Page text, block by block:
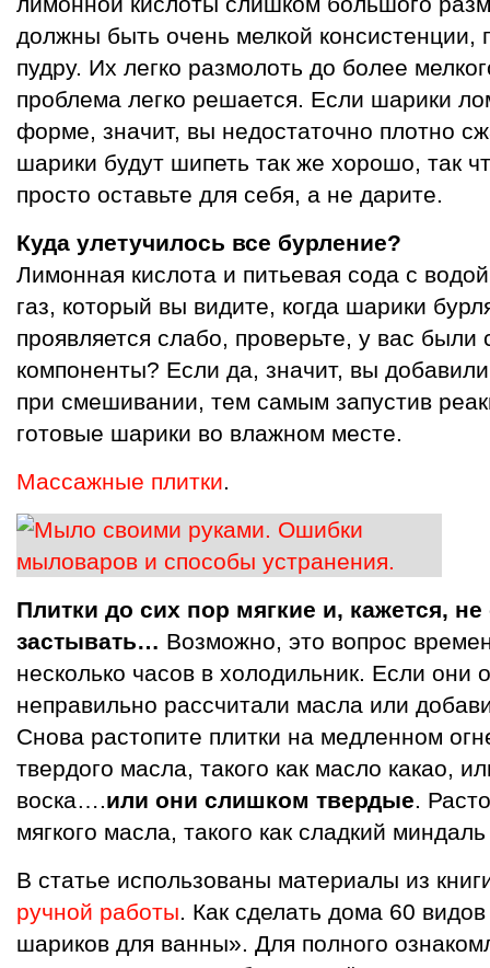
должны быть очень мелкой
пудру. Их легко размолоть до более
проблема легко решается. Если шарики
форме, значит, вы недостаточно плотно
шарики будут шипеть так же хорошо, так
просто оставьте для себя, а не дарите.
Куда улетучилось все бурление?
Лимонная кислота и питьевая сода с
газ, который вы видите, когда шарики
проявляется слабо, проверьте, у вас были
компоненты? Если да, значит, вы
при смешивании, тем самым запустив
готовые шарики во влажном месте.
Массажные плитки.
Плитки до сих пор мягкие и, кажется,
застывать… Возможно, это вопрос
несколько часов в холодильник. Если они
неправильно рассчитали масла или
Снова растопите плитки на медленном
твердого масла, такого как масло какао,
воска….или они слишком твердые.
мягкого масла, такого как сладкий
В статье использованы материалы из
ручной работы. Как сделать дома 60
шариков для ванны». Для полного